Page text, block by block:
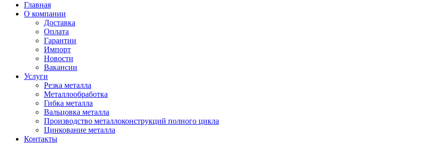
Главная
О компании
Доставка
Оплата
Гарантии
Импорт
Новости
Вакансии
Услуги
Резка металла
Металлообработка
Гибка металла
Вальцовка металла
Производство металлоконструкций полного цикла
Цинкование металла
Контакты